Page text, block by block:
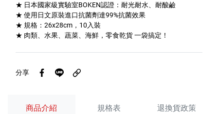
Facebook粉絲專頁
Line
Youtube
★ 日本國家級實驗室BOKEN認證：耐光耐水、耐酸鹼
★ 使用日文原裝進口抗菌劑達99%抗菌效果
★ 規格：26x28cm，10入裝
★ 肉類、水果、蔬菜、海鮮，零食乾貨 一袋搞定！
分享
商品介紹 規格表 退換貨政策